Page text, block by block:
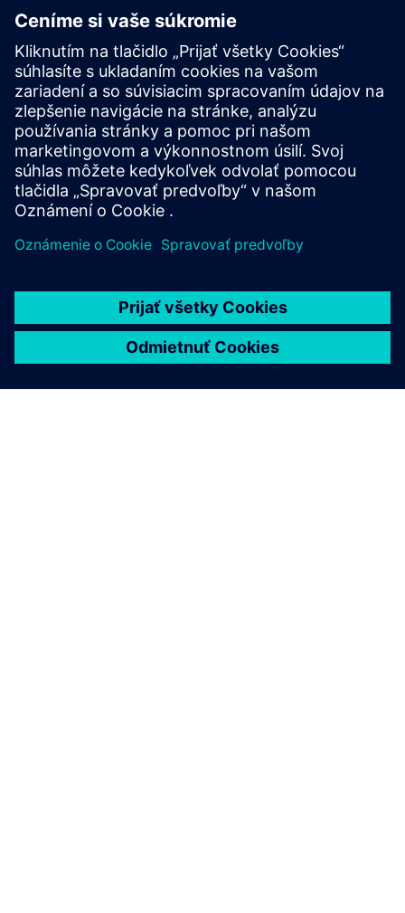
Objavte možnosti
Kontaktujte nás